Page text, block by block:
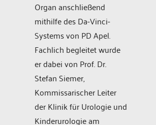
Organ anschließend
mithilfe des Da-Vinci-
Systems von PD Apel.
Fachlich begleitet wurde
er dabei von Prof. Dr.
Stefan Siemer,
Kommissarischer Leiter
der Klinik für Urologie und
Kinderurologie am